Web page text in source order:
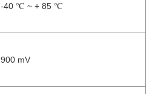
-40 ℃ ~ + 85 ℃
900 mV